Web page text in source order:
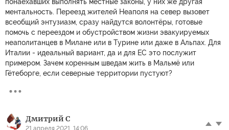
ментальность. Переезд жителей Неаполя на север вызовет
всеобщий энтузиазм, сразу найдутся волонтёры, готовые
помочь с переездом и обустройством жизни эвакуируемых
неаполитанцев в Милане или в Турине или даже в Альпах. Для
Италии - идеальный вариант, да и для ЕС это послужит
примером. Зачем коренным шведам жить в Мальмё или
Гётеборге, если северные территории пустуют?
Дмитрий С
21 апреля 2021, 14:06